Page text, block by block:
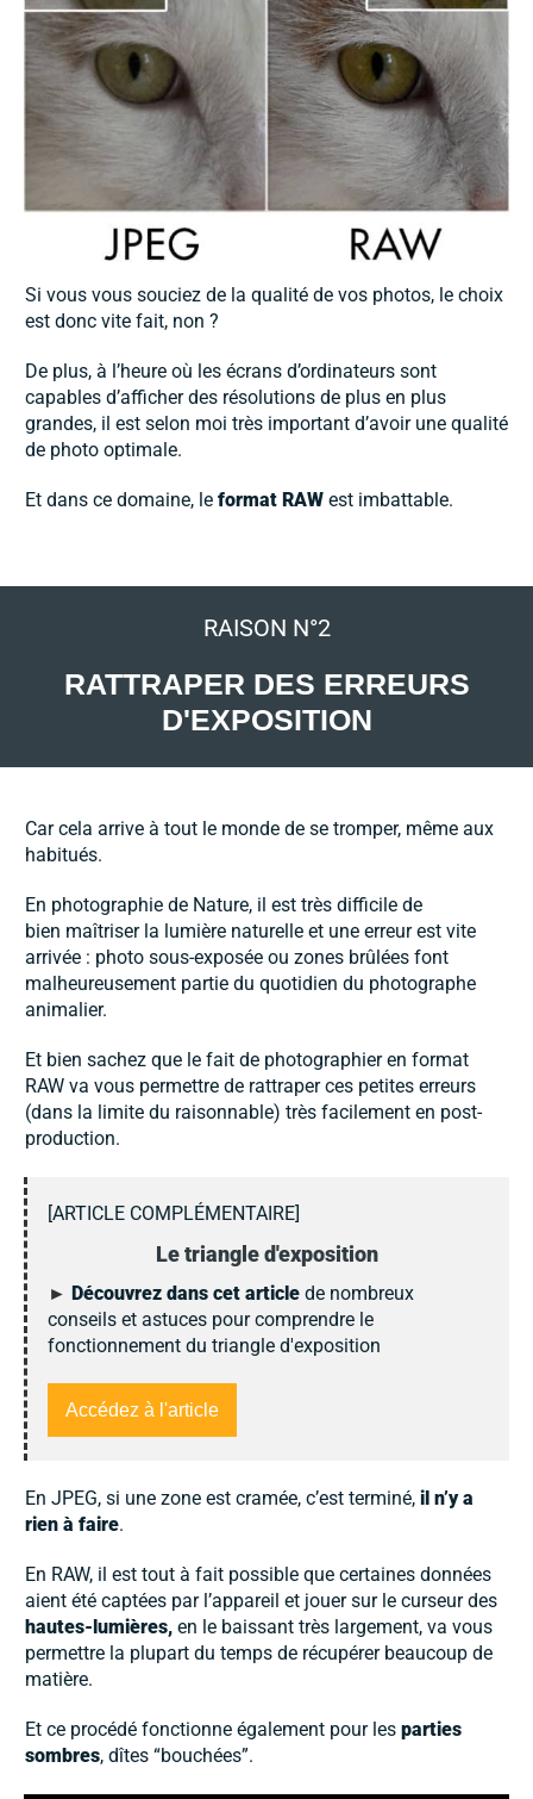
Si vous vous souciez de la qualité de vos photos, le choix
est donc vite fait, non ?
De plus, à l’heure où les écrans d’ordinateurs sont
capables d’afficher des résolutions de plus en plus
grandes, il est selon moi très important d’avoir une qualité
de photo optimale.
Et dans ce domaine, le format RAW est imbattable.
RAISON N°2
RATTRAPER DES ERREURS
D'EXPOSITION
Car cela arrive à tout le monde de se tromper, même aux
habitués.
En photographie de Nature, il est très difficile de
bien maîtriser la lumière naturelle et une erreur est vite
arrivée : photo sous-exposée ou zones brûlées font
malheureusement partie du quotidien du photographe
animalier.
Et bien sachez que le fait de photographier en format
RAW va vous permettre de rattraper ces petites erreurs
(dans la limite du raisonnable) très facilement en post-
production.
[ARTICLE COMPLÉMENTAIRE]
Le triangle d'exposition
► Découvrez dans cet article de nombreux
conseils et astuces pour comprendre le
fonctionnement du triangle d'exposition
Accédez à l'article
En JPEG, si une zone est cramée, c’est terminé, il n’y a
rien à faire.
En RAW, il est tout à fait possible que certaines données
aient été captées par l’appareil et jouer sur le curseur des
hautes-lumières, en le baissant très largement, va vous
permettre la plupart du temps de récupérer beaucoup de
matière.
Et ce procédé fonctionne également pour les parties
sombres, dîtes “bouchées”.